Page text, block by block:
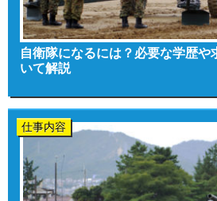
自衛隊になるには？必要な学歴や
いて解説
仕事内容